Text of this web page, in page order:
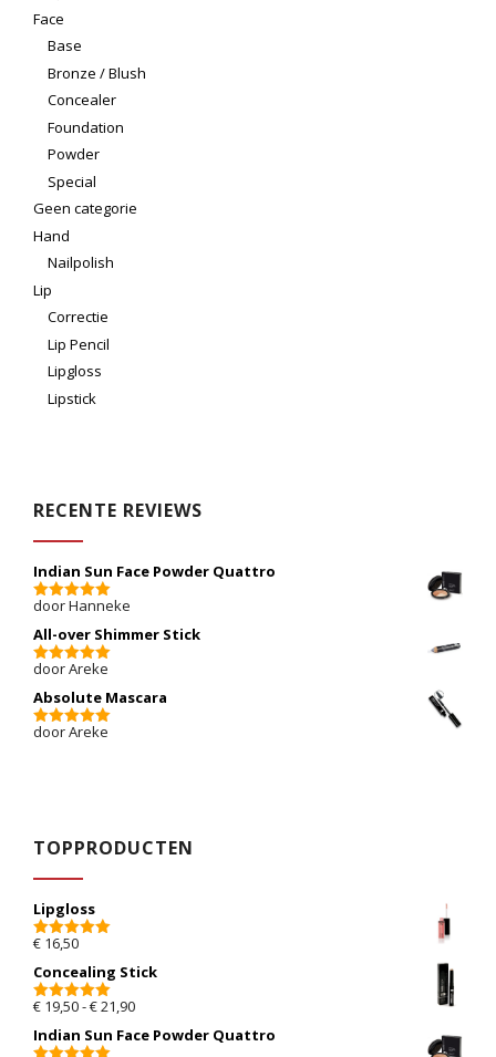
Face
Base
Bronze / Blush
Concealer
Foundation
Powder
Special
Geen categorie
Hand
Nailpolish
Lip
Correctie
Lip Pencil
Lipgloss
Lipstick
RECENTE REVIEWS
Indian Sun Face Powder Quattro
5van 5
door Hanneke
All-over Shimmer Stick
5van 5
door Areke
Absolute Mascara
5van 5
door Areke
TOPPRODUCTEN
Lipgloss
5.00van 5
€ 16,50
Concealing Stick
5.00van 5
€ 19,50-€21,90Prijsklasse: € 19,50 tot € 21,90
Indian Sun Face Powder Quattro